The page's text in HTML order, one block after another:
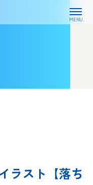
MENU
ラスト【落ち